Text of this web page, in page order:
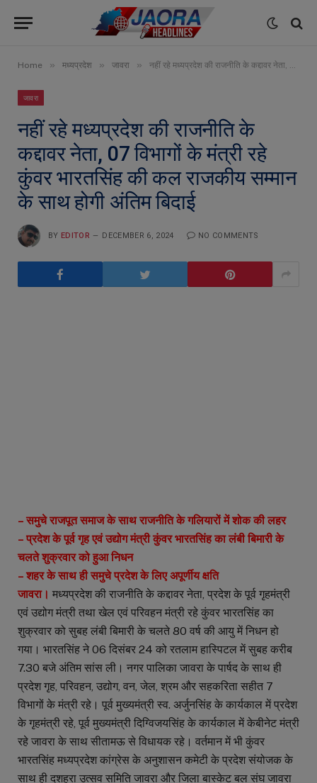
Home » मध्यप्रदेश » जावरा » नहीं रहे मध्यप्रदेश की राजनीति के कद्दावर नेता, 07 विभागों के मंत्री रहे कुंवर भारतसिंह की कल राजकीय सम्मान के साथ होगी अंतिम बिदाई
जावरा
नहीं रहे मध्यप्रदेश की राजनीति के
कद्दावर नेता, 07 विभागों के मंत्री रहे
कुंवर भारतसिंह की कल राजकीय सम्मान
के साथ होगी अंतिम बिदाई
BY EDITOR DECEMBER 6, 2024 NO COMMENTS
– समुचे राजपूत समाज के साथ राजनीति के गलियारों में शोक की लहर
– प्रदेश के पूर्व गृह एवं उद्योग मंत्री कुंवर भारतसिंह का लंबी बिमारी के
चलते शुक्रवार को हुआ निधन
– शहर के साथ ही समुचे प्रदेश के लिए अपूर्णीय क्षति
जावरा। मध्यप्रदेश की राजनीति के कद्दावर नेता, प्रदेश के पूर्व गृहमंत्री
एवं उद्योग मंत्री तथा खेल एवं परिवहन मंत्री रहे कुंवर भारतसिंह का
शुक्रवार को सुबह लंबी बिमारी के चलते 80 वर्ष की आयु में निधन हो
गया। भारतसिंह ने 06 दिसंबर 24 को रतलाम हास्पिटल में सुबह करीब
7.30 बजे अंतिम सांस ली। नगर पालिका जावरा के पार्षद के साथ ही
प्रदेश गृह, परिवहन, उद्योग, वन, जेल, श्रम और सहकरिता सहीत 7
विभागों के मंत्री रहे। पूर्व मुख्यमंत्री स्व. अर्जुनसिंह के कार्यकाल में प्रदेश
के गृहमंत्री रहे, पूर्व मुख्यमंत्री दिग्विजयसिंह के कार्यकाल में केबीनेट मंत्री
रहे जावरा के साथ सीतामऊ से विधायक रहे। वर्तमान में भी कुंवर
भारतसिंह मध्यप्रदेश कांग्रेस के अनुशासन कमेटी के प्रदेश संयोजक के
साथ ही दशहरा उत्सव समिति जावरा और जिला बास्केट बल संघ जावरा